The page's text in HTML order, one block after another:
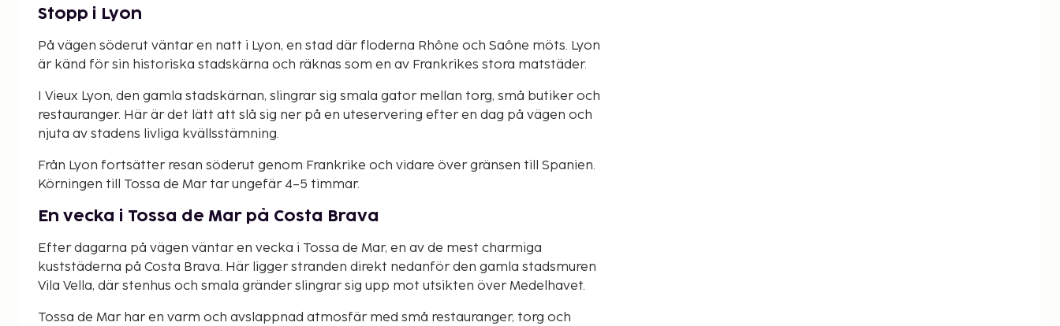
Stopp i Lyon
På vägen söderut väntar en natt i Lyon, en stad där floderna Rhône och Saône möts. Lyon
är känd för sin historiska stadskärna och räknas som en av Frankrikes stora matstäder.
I Vieux Lyon, den gamla stadskärnan, slingrar sig smala gator mellan torg, små butiker och
restauranger. Här är det lätt att slå sig ner på en uteservering efter en dag på vägen och
njuta av stadens livliga kvällsstämning.
Från Lyon fortsätter resan söderut genom Frankrike och vidare över gränsen till Spanien.
Körningen till Tossa de Mar tar ungefär 4–5 timmar.
En vecka i Tossa de Mar på Costa Brava
Efter dagarna på vägen väntar en vecka i Tossa de Mar, en av de mest charmiga
kuststäderna på Costa Brava. Här ligger stranden direkt nedanför den gamla stadsmuren
Vila Vella, där stenhus och smala gränder slingrar sig upp mot utsikten över Medelhavet.
Tossa de Mar har en varm och avslappnad atmosfär med små restauranger, torg och